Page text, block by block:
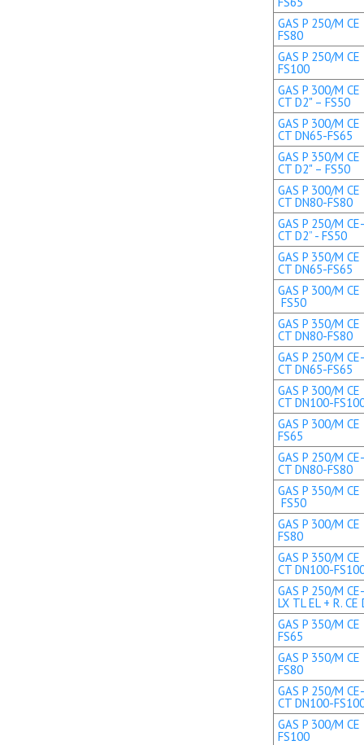
GAS P 250/M
FS80
GAS P 250/M
FS100
GAS P 300/M CE
CT D2" – FS50
GAS P 300/M CE
CT DN65-FS65
GAS P 350/M CE
CT D2" – FS50
GAS P 300/M CE
CT DN80-FS80
GAS P 250/M
CT D2” - FS50
GAS P 350/M CE
CT DN65-FS65
GAS P 300/M
FS50
GAS P 350/M CE
CT DN80-FS80
GAS P 250/M
CT DN65-FS65
GAS P 300/M CE
CT DN100-
GAS P 300/M
FS65
GAS P 250/M
CT DN80-FS80
GAS P 350/M
FS50
GAS P 300/M
FS80
GAS P 350/M CE
CT DN100-
GAS P 250/M CE-
LX TL EL + R. CE
GAS P 350/M
FS65
GAS P 350/M
FS80
GAS P 250/M
CT DN100-
GAS P 300/M
FS100